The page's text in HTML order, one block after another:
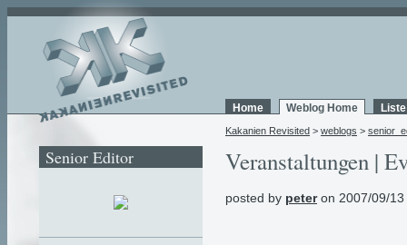
Home Weblog Home
Kakanien Revisited > weblogs >
Veranstaltungen |
posted by peteron 2007/09/13
Senior Editor